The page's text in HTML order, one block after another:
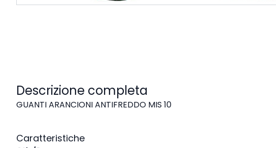
Descrizione completa
GUANTI ARANCIONI ANTIFREDDO MIS 10
Caratteristiche